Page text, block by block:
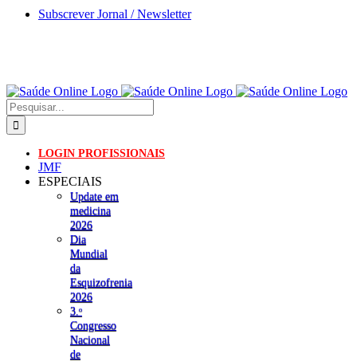
Skip
Subscrever Jornal / Newsletter
Pesquisar
LOGIN PROFISSIONAIS
JMF
ESPECIAIS
Update em
medicina
2026
Dia
Mundial
da
Esquizofrenia
2026
3.ᵒ
Congresso
Nacional
de